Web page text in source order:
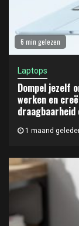
6 min gelezen
Laptops
Dompel jezelf
werken en
1 maand